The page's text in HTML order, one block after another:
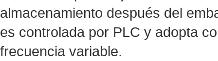
almacenamiento después del
es controlada por PLC y adopta
frecuencia variable.